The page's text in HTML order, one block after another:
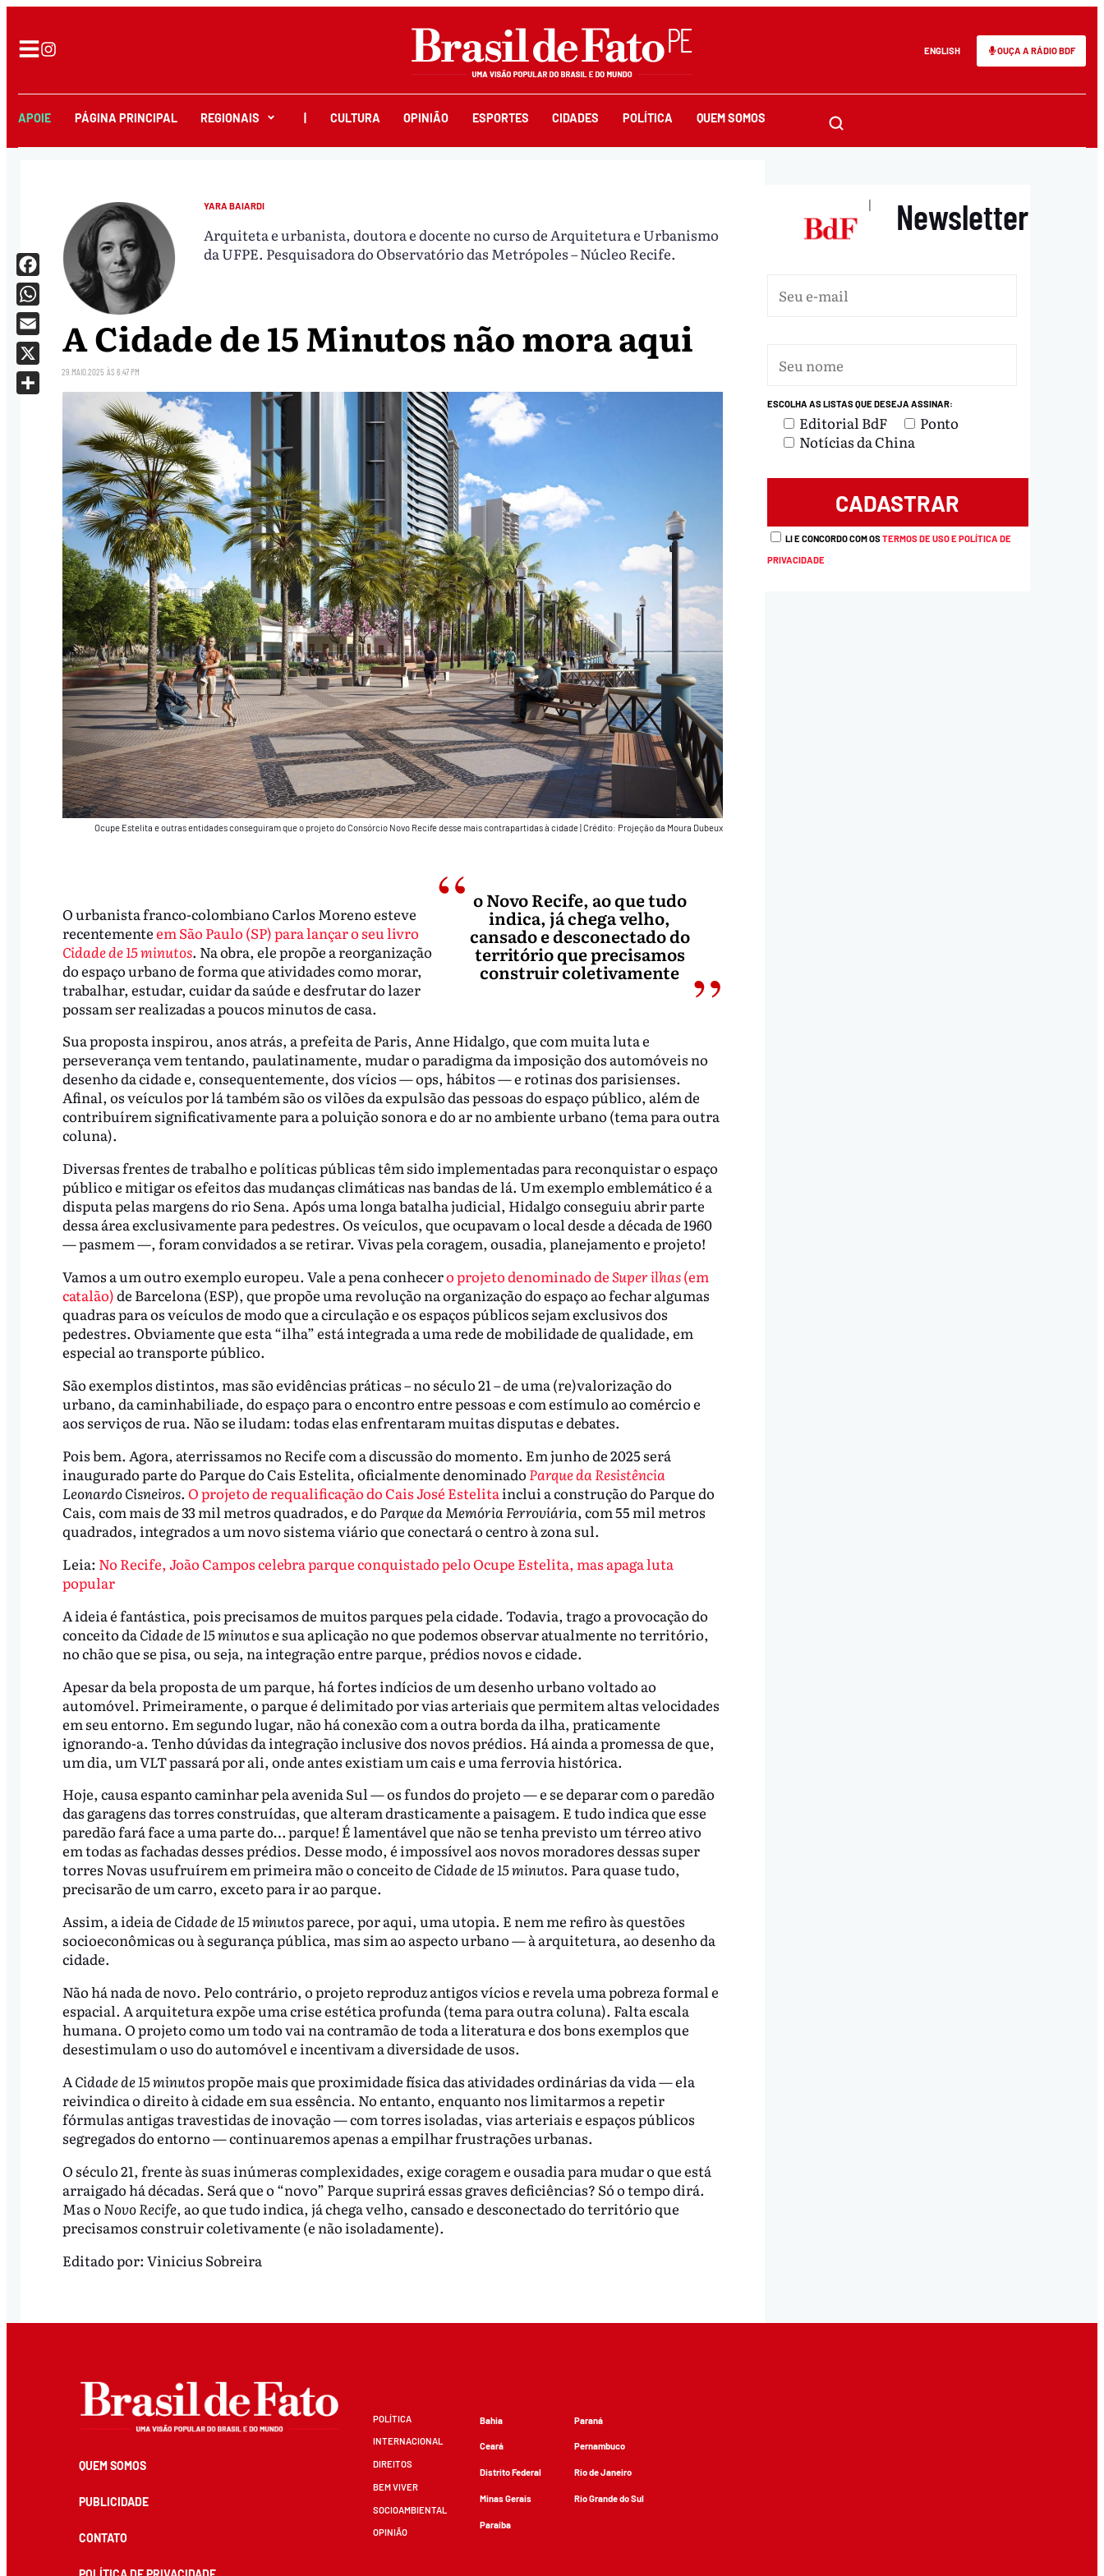
ENGLISH OUÇA A RÁDIO BDF
APOIE PÁGINA PRINCIPAL REGIONAIS CULTURA OPINIÃO ESPORTES CIDADES POLÍTICA QUEM SOMOS
YARA BAIARDI
Arquiteta e urbanista, doutora e docente no curso de Arquitetura e Urbanismo
da UFPE. Pesquisadora do Observatório das Metrópoles – Núcleo Recife.
A Cidade de 15 Minutos não mora aqui
29.MAIO.2025 ÀS 6:47 PM
Ocupe Estelita e outras entidades conseguiram que o projeto do Consórcio Novo Recife desse mais contrapartidas à cidade Crédito: Projeção da Moura Dubeux
o Novo Recife, ao que tudo
indica, já chega velho,
cansado e desconectado do
território que precisamos
construir coletivamente
O urbanista franco-colombiano Carlos Moreno esteve
recentementeem São Paulo (SP) para lançar o seu livro
Cidade de 15 minutos. Na obra, ele propõe a reorganização
do espaço urbano de forma que atividades como morar,
trabalhar, estudar, cuidar da saúde e desfrutar do lazer
possam ser realizadas a poucos minutos de casa.
Sua proposta inspirou, anos atrás, a prefeita de Paris, Anne Hidalgo, que com muita luta e
perseverança vem tentando, paulatinamente, mudar o paradigma da imposição dos automóveis no
desenho da cidade e, consequentemente, dos vícios — ops, hábitos — e rotinas dos parisienses.
Afinal, os veículos por lá também são os vilões da expulsão das pessoas do espaço público, além de
contribuírem significativamente para a poluição sonora e do ar no ambiente urbano (tema para outra
coluna).
Diversas frentes de trabalho e políticas públicas têm sido implementadas para reconquistar o espaço
público e mitigar os efeitos das mudanças climáticas nas bandas de lá. Um exemplo emblemático é a
disputa pelas margens do rio Sena. Após uma longa batalha judicial, Hidalgo conseguiu abrir parte
dessa área exclusivamente para pedestres. Os veículos, que ocupavam o local desde a década de 1960
— pasmem —, foram convidados a se retirar. Vivas pela coragem, ousadia, planejamento e projeto!
Vamos a um outro exemplo europeu. Vale a pena conhecero projeto denominado deSuper ilhas(em
catalão)de Barcelona (ESP), que propõe uma revolução na organização do espaço ao fechar algumas
quadras para os veículos de modo que a circulação e os espaços públicos sejam exclusivos dos
pedestres. Obviamente que esta “ilha” está integrada a uma rede de mobilidade de qualidade, em
especial ao transporte público.
São exemplos distintos, mas são evidências práticas – no século 21 – de uma (re)valorização do
urbano, da caminhabiliade, do espaço para o encontro entre pessoas e com estímulo ao comércio e
aos serviços de rua. Não se iludam: todas elas enfrentaram muitas disputas e debates.
Pois bem. Agora, aterrissamos no Recife com a discussão do momento. Em junho de 2025 será
inaugurado parte do Parque do Cais Estelita, oficialmente denominado Parque da Resistência
Leonardo Cisneiros. O projeto de requalificação do Cais José Estelita inclui a construção do Parque do
Cais, com mais de 33 mil metros quadrados, e do Parque da Memória Ferroviária, com 55 mil metros
quadrados, integrados a um novo sistema viário que conectará o centro à zona sul.
Leia: No Recife, João Campos celebra parque conquistado pelo Ocupe Estelita, mas apaga luta
popular
A ideia é fantástica, pois precisamos de muitos parques pela cidade. Todavia, trago a provocação do
conceito da Cidade de 15 minutose sua aplicação no que podemos observar atualmente no território,
no chão que se pisa, ou seja, na integração entre parque, prédios novos e cidade.
Apesar da bela proposta de um parque, há fortes indícios de um desenho urbano voltado ao
automóvel. Primeiramente, o parque é delimitado por vias arteriais que permitem altas velocidades
em seu entorno. Em segundo lugar, não há conexão com a outra borda da ilha, praticamente
ignorando-a. Tenho dúvidas da integração inclusive dos novos prédios. Há ainda a promessa de que,
um dia, um VLT passará por ali, onde antes existiam um cais e uma ferrovia histórica.
Hoje, causa espanto caminhar pela avenida Sul — os fundos do projeto — e se deparar com o paredão
das garagens das torres construídas, que alteram drasticamente a paisagem. E tudo indica que esse
paredão fará face a uma parte do… parque! É lamentável que não se tenha previsto um térreo ativo
em todas as fachadas desses prédios. Desse modo, é impossível aos novos moradores dessas super
torres Novas usufruírem em primeira mão o conceito de Cidade de 15 minutos. Para quase tudo,
precisarão de um carro, exceto para ir ao parque.
Assim, a ideia de Cidade de 15 minutosparece, por aqui, uma utopia. E nem me refiro às questões
socioeconômicas ou à segurança pública, mas sim ao aspecto urbano — à arquitetura, ao desenho da
cidade.
Não há nada de novo. Pelo contrário, o projeto reproduz antigos vícios e revela uma pobreza formal e
espacial. A arquitetura expõe uma crise estética profunda (tema para outra coluna). Falta escala
humana. O projeto como um todo vai na contramão de toda a literatura e dos bons exemplos que
desestimulam o uso do automóvel e incentivam a diversidade de usos.
ACidade de 15 minutospropõe mais que proximidade física das atividades ordinárias da vida — ela
reivindica o direito à cidade em sua essência. No entanto, enquanto nos limitarmos a repetir
fórmulas antigas travestidas de inovação — com torres isoladas, vias arteriais e espaços públicos
segregados do entorno — continuaremos apenas a empilhar frustrações urbanas.
O século 21, frente às suas inúmeras complexidades, exige coragem e ousadia para mudar o que está
arraigado há décadas. Será que o “novo” Parque suprirá essas graves deficiências? Só o tempo dirá.
Mas o Novo Recife, ao que tudo indica, já chega velho, cansado e desconectado do território que
precisamos construir coletivamente (e não isoladamente).
Facebook
WhatsApp
Email
X
Editado por: Vinicius Sobreira
| Newsletter
ESCOLHA AS LISTAS QUE DESEJA ASSINAR:
Editorial BdF
Ponto
Notícias da China
LI E CONCORDO COM OSTERMOS DE USO E POLÍTICA DE
PRIVACIDADE
QUEM SOMOS
PUBLICIDADE
CONTATO
POLÍTICA
INTERNACIONAL
DIREITOS
BEM VIVER
SOCIOAMBIENTAL
OPINIÃO
Bahia
Ceará
Distrito Federal
Minas Gerais
Paraíba
Paraná
Pernambuco
Rio de Janeiro
Rio Grande do Sul